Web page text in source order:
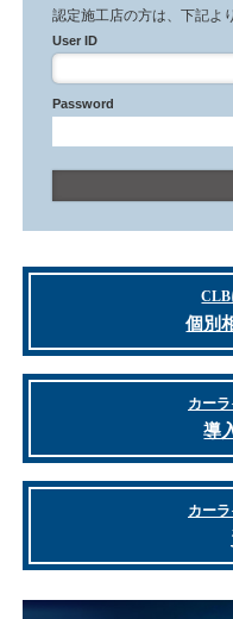
認定施工店の方は、下記よ
User ID
Password
CLB
個別
カー
導
カー